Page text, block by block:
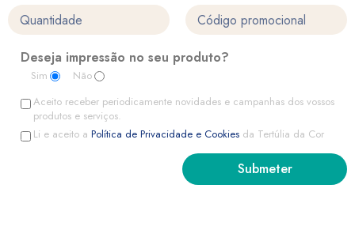
Deseja impressão no seu produto?
Sim
Não
Aceito receber periodicamente novidades e campanhas dos vossos
produtos e serviços.
Li e aceito a Política de Privacidade e Cookies da Tertúlia da Cor